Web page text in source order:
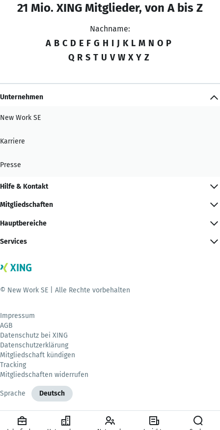
21 Mio. XING Mitglieder, von A bis Z
Nachname:
A B C D E F G H I J K L M N O P
Q R S T U V W X Y Z
Unternehmen
New Work SE
Karriere
Presse
Hilfe & Kontakt
Mitgliedschaften
Hauptbereiche
Services
© New Work SE | Alle Rechte vorbehalten
Impressum
AGB
Datenschutz bei XING
Datenschutzerklärung
Mitgliedschaft kündigen
Tracking
Mitgliedschaften widerrufen
Sprache Deutsch